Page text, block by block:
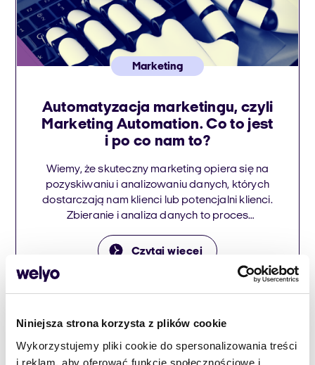
Niniejsza strona korzysta z plików cookie
Wykorzystujemy pliki cookie do spersonalizowania treści
i reklam, aby oferować funkcje społecznościowe i
Marketing
Automatyzacja marketingu, czyli
Marketing Automation. Co to jest
i po co nam to?
Wiemy, że skuteczny marketing opiera się na
pozyskiwaniu i analizowaniu danych, których
dostarczają nam klienci lub potencjalni klienci.
Zbieranie i analiza danych to proces
skutecznych narzędzi. Tylko takie, jak
dostarczyć nam wartościowe wyniki.
Czytaj więcej